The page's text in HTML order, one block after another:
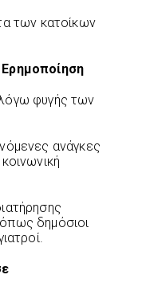
των κατοίκων
φυγής των
ανάγκες
δημόσιοι